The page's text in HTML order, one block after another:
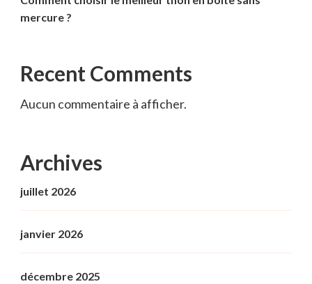
mercure ?
Recent Comments
Aucun commentaire à afficher.
Archives
juillet 2026
janvier 2026
décembre 2025